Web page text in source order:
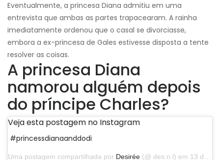
Eventualmente, a princesa Diana admitiu em uma
entrevista que ambas as partes trapacearam. A rainha
imediatamente ordenou que o casal se divorciasse,
embora a ex-princesa de Gales estivesse disposta a tente
resolver as coisas.
A princesa Diana
namorou alguém depois
do príncipe Charles?
Veja esta postagem no Instagram
#princessdianaanddodi
Uma postagem compartilhada por Desirée (@ des.n.l) em 13 de abril de 2014 às 12h43 PDT